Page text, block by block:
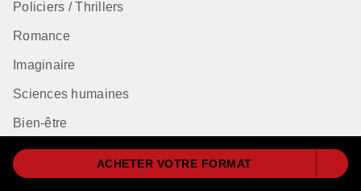
ACHETER VOTRE FORMAT
Policiers / Thrillers
Romance
Imaginaire
Sciences humaines
Bien-être
Classiques
Dictionnaires et encyclopédies